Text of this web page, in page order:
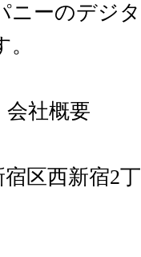
ニーのデジ
社概要
西新宿2丁